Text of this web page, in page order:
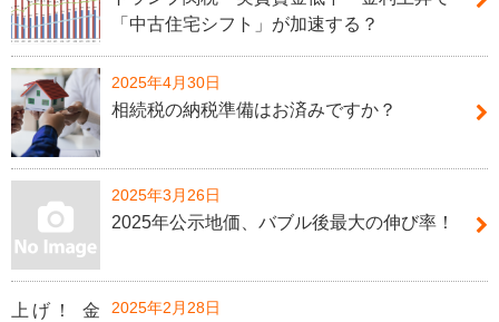
「中古住宅シフト」が加速する？
2025年4月30日
相続税の納税準備はお済みですか？
2025年3月26日
2025年公示地価、バブル後最大の伸び率！
2025年2月28日